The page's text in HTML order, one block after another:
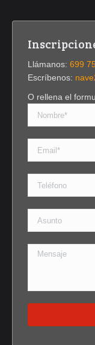
Llámanos: 699
Escríbenos:
O rellena el